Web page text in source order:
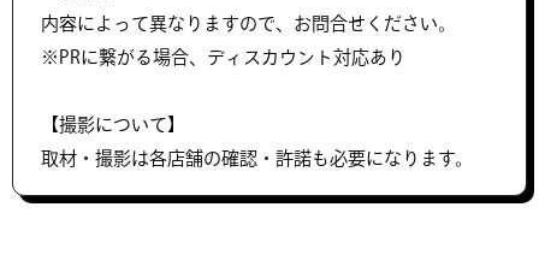
内容によって異なりますので、お問合せください。
※PRに繋がる場合、ディスカウント対応あり
【撮影について】
取材・撮影は各店舗の確認・許諾も必要になります。